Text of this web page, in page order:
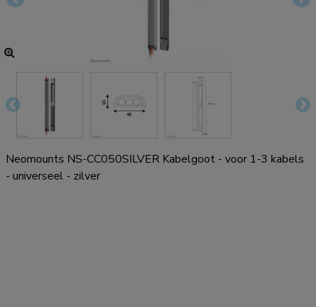
Neomounts NS-CC050SILVER Kabelgoot - voor 1-3 kabels
- universeel - zilver